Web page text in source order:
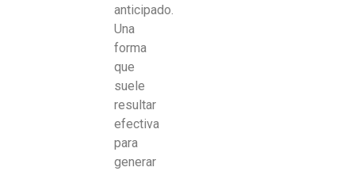
anticipado.
Una
forma
que
suele
resultar
efectiva
para
generar